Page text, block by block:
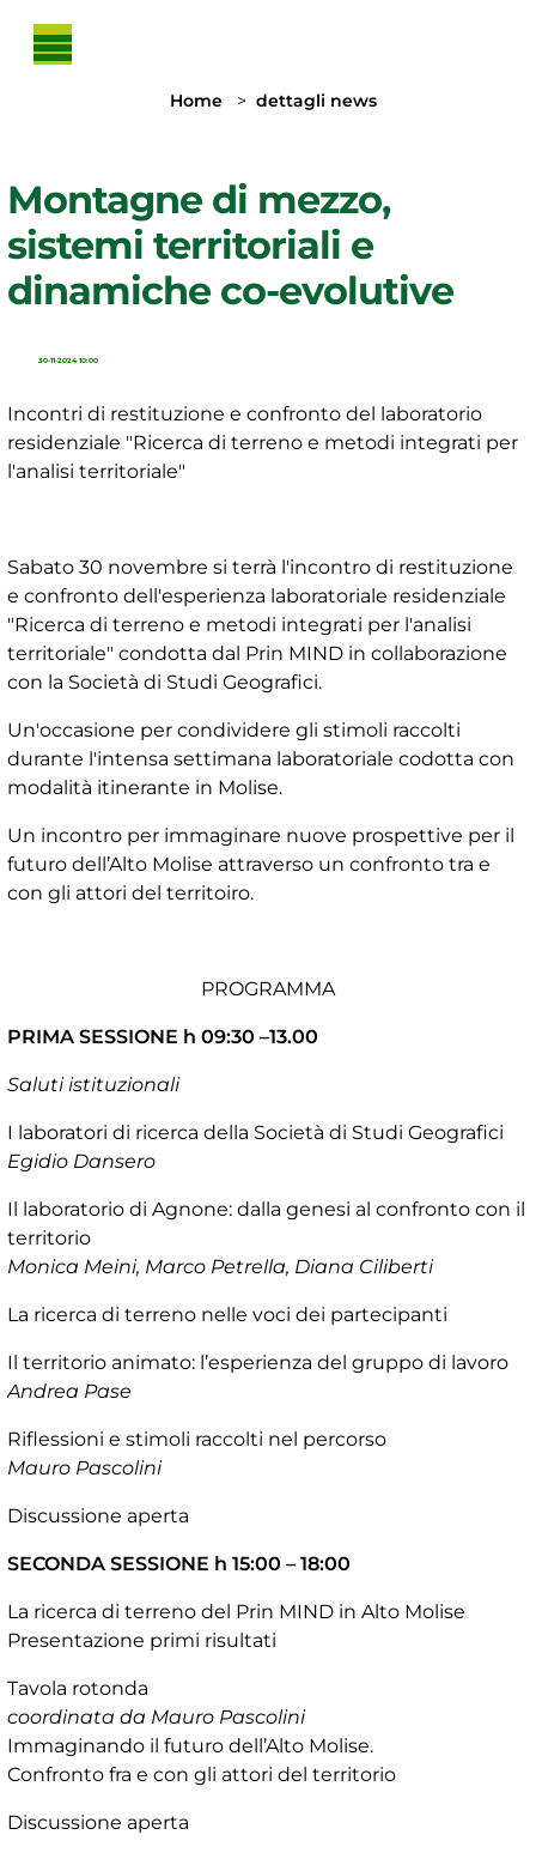
Home dettagli news
Montagne di mezzo,
sistemi territoriali e
dinamiche co-evolutive
30-11-2024 10:00
Incontri di restituzione e confronto del laboratorio
residenziale "Ricerca di terreno e metodi integrati per
l'analisi territoriale"
Sabato 30 novembre si terrà l'incontro di restituzione
e confronto dell'esperienza laboratoriale residenziale
"Ricerca di terreno e metodi integrati per l'analisi
territoriale" condotta dal Prin MIND in collaborazione
con la Società di Studi Geografici.
Un'occasione per condividere gli stimoli raccolti
durante l'intensa settimana laboratoriale codotta con
modalità itinerante in Molise.
Un incontro per immaginare nuove prospettive per il
futuro dell’Alto Molise attraverso un confronto tra e
con gli attori del territoiro.
PROGRAMMA
PRIMA SESSIONE h 09:30 –13.00
Saluti istituzionali
I laboratori di ricerca della Società di Studi Geografici
Egidio Dansero
Il laboratorio di Agnone: dalla genesi al confronto con il
territorio
Monica Meini, Marco Petrella, Diana Ciliberti
La ricerca di terreno nelle voci dei partecipanti
Il territorio animato: l’esperienza del gruppo di lavoro
Andrea Pase
Riflessioni e stimoli raccolti nel percorso
Mauro Pascolini
Discussione aperta
SECONDA SESSIONE h 15:00 – 18:00
La ricerca di terreno del Prin MIND in Alto Molise
Presentazione primi risultati
Tavola rotonda
coordinata da Mauro Pascolini
Immaginando il futuro dell’Alto Molise.
Confronto fra e con gli attori del territorio
Discussione aperta